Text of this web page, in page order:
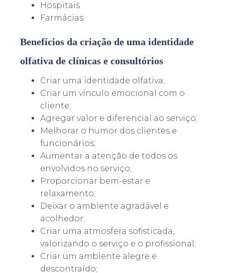
Hospitais
Farmácias
Benefícios da criação de uma identidade
olfativa de clínicas e consultórios
Criar uma identidade olfativa;
Criar um vínculo emocional com o
cliente;
Agregar valor e diferencial ao serviço;
Melhorar o humor dos clientes e
funcionários;
Aumentar a atenção de todos os
envolvidos no serviço;
Proporcionar bem-estar e
relaxamento;
Deixar o ambiente agradável e
acolhedor;
Criar uma atmosfera sofisticada,
valorizando o serviço e o profissional;
Criar um ambiente alegre e
descontraído;